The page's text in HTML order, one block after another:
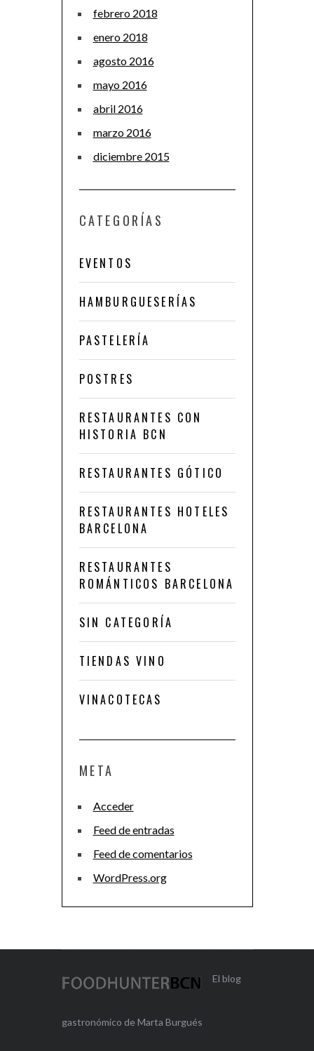
febrero 2018
enero 2018
agosto 2016
mayo 2016
abril 2016
marzo 2016
diciembre 2015
CATEGORÍAS
EVENTOS
HAMBURGUESERÍAS
PASTELERÍA
POSTRES
RESTAURANTES CON
HISTORIA BCN
RESTAURANTES GÓTICO
RESTAURANTES HOTELES
BARCELONA
RESTAURANTES
ROMÁNTICOS BARCELONA
SIN CATEGORÍA
TIENDAS VINO
VINACOTECAS
META
Acceder
Feed de entradas
Feed de comentarios
WordPress.org
El blog
gastronómico de Marta Burgués